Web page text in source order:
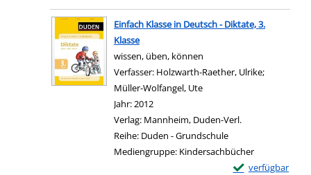
Zum Download
Einfach Klasse in Deutsch - Diktate, 3.
Klasse
wissen, üben, können
Verfasser: Holzwarth-Raether, Ulrike;
Müller-Wolfangel, Ute
Jahr:2012
Verlag: Mannheim, Duden-Verl.
Reihe: Duden - Grundschule
Mediengruppe: Kindersachbücher
verfügbar
Exemplar-Details